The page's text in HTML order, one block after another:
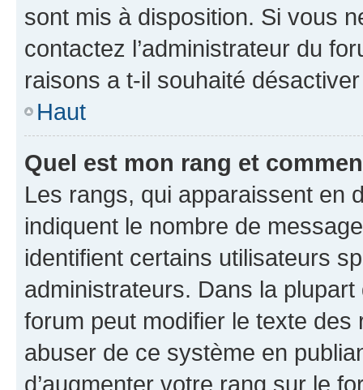
sont mis à disposition. Si vous
contactez l’administrateur du
raisons a t-il souhaité
Haut
Quel est mon rang et
Les rangs, qui apparaissent en
indiquent le nombre de
identifient certains utilisateurs
administrateurs. Dans la
forum peut modifier le texte
abuser de ce système en
d’augmenter votre rang sur le